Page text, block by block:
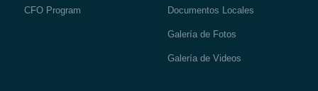
CFO Program Documentos Locales
Galería de Fotos
Galería de Videos